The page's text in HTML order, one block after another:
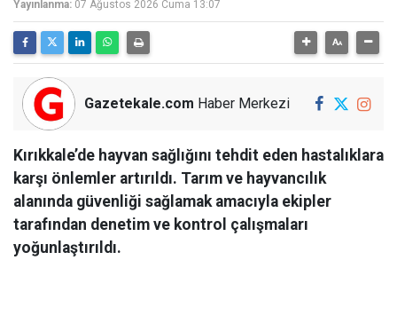
Yayınlanma: 07 Ağustos 2026 Cuma 13:07
Gazetekale.com Haber Merkezi
Kırıkkale’de hayvan sağlığını tehdit eden hastalıklara
karşı önlemler artırıldı. Tarım ve hayvancılık
alanında güvenliği sağlamak amacıyla ekipler
tarafından denetim ve kontrol çalışmaları
yoğunlaştırıldı.